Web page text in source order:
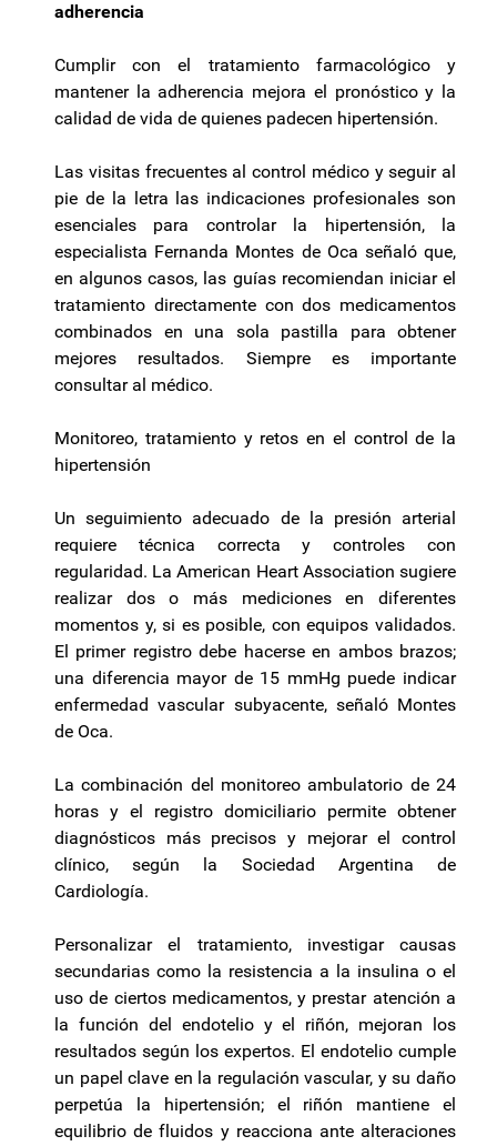
adherencia
Cumplir con el tratamiento farmacológico y
mantener la adherencia mejora el pronóstico y la
calidad de vida de quienes padecen hipertensión.
Las visitas frecuentes al control médico y seguir al
pie de la letra las indicaciones profesionales son
esenciales para controlar la hipertensión, la
especialista Fernanda Montes de Oca señaló que,
en algunos casos, las guías recomiendan iniciar el
tratamiento directamente con dos medicamentos
combinados en una sola pastilla para obtener
mejores resultados. Siempre es importante
consultar al médico.
Monitoreo, tratamiento y retos en el control de la
hipertensión
Un seguimiento adecuado de la presión arterial
requiere técnica correcta y controles con
regularidad. La American Heart Association sugiere
realizar dos o más mediciones en diferentes
momentos y, si es posible, con equipos validados.
El primer registro debe hacerse en ambos brazos;
una diferencia mayor de 15 mmHg puede indicar
enfermedad vascular subyacente, señaló Montes
de Oca.
La combinación del monitoreo ambulatorio de 24
horas y el registro domiciliario permite obtener
diagnósticos más precisos y mejorar el control
clínico, según la Sociedad Argentina de
Cardiología.
Personalizar el tratamiento, investigar causas
secundarias como la resistencia a la insulina o el
uso de ciertos medicamentos, y prestar atención a
la función del endotelio y el riñón, mejoran los
resultados según los expertos. El endotelio cumple
un papel clave en la regulación vascular, y su daño
perpetúa la hipertensión; el riñón mantiene el
equilibrio de fluidos y reacciona ante alteraciones